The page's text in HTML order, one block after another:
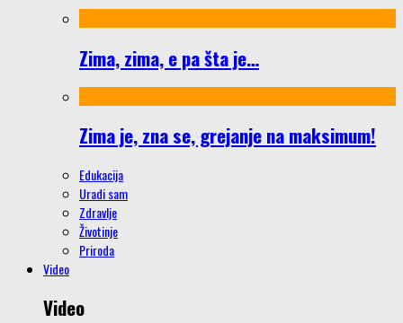
Zima, zima, e pa šta je…
Zima je, zna se, grejanje na maksimum!
Edukacija
Uradi sam
Zdravlje
Životinje
Priroda
Video
Video